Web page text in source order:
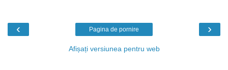
‹ ›
Pagina de pornire
Afișați versiunea pentru web